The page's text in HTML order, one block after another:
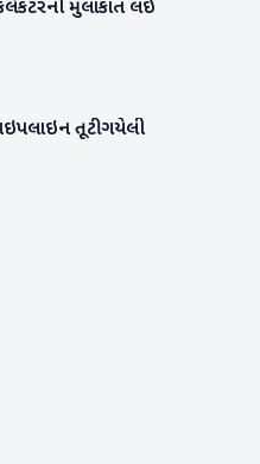
મુલાકાત લઈ
તૂટી ગયેલી